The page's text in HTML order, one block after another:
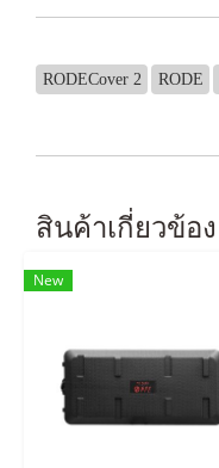
RODECover 2 RODE
สินค้าเกี่ยวข้อง
New